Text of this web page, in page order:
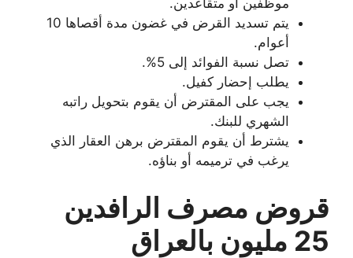
موظفين أو متقاعدين.
يتم تسديد القرض في غضون مدة أقصاها 10
أعوام.
تصل نسبة الفوائد إلى 5%.
يطلب إحضار كفيل.
يجب على المقترض أن يقوم بتحويل راتبه
الشهري للبنك.
يشترط أن يقوم المقترض برهن العقار الذي
يرغب في ترميمه أو بناؤه.
قروض مصرف الرافدين
25 مليون بالعراق